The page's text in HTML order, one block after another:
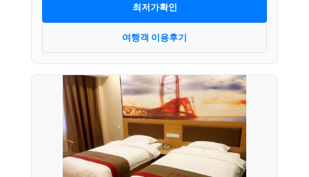
최저가확인
여행객 이용후기